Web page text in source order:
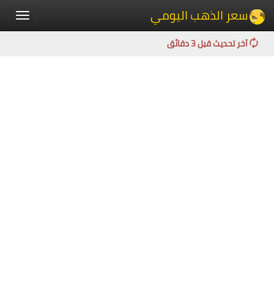
Toggle سعر الذهب اليومي
آخر تحديث قبل 3 دقائق